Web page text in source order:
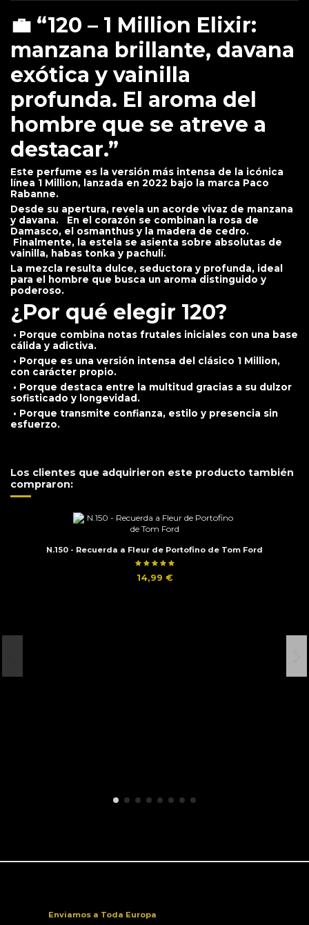
💼 “120 – 1 Million Elixir:
manzana brillante, davana
exótica y vainilla
profunda. El aroma del
hombre que se atreve a
destacar.”
Este perfume es la versión más intensa de la icónica
línea 1 Million, lanzada en 2022 bajo la marca Paco
Rabanne.
Desde su apertura, revela un acorde vivaz de manzana
y davana. En el corazón se combinan la rosa de
Damasco, el osmanthus y la madera de cedro.
Finalmente, la estela se asienta sobre absolutas de
vainilla, habas tonka y pachulí.
La mezcla resulta dulce, seductora y profunda, ideal
para el hombre que busca un aroma distinguido y
poderoso.
¿Por qué elegir 120?
• Porque combina notas frutales iniciales con una base
cálida y adictiva.
• Porque es una versión intensa del clásico 1 Million,
con carácter propio.
• Porque destaca entre la multitud gracias a su dulzor
sofisticado y longevidad.
• Porque transmite confianza, estilo y presencia sin
esfuerzo.
Los clientes que adquirieron este producto también
compraron:
N.150 - Recuerda a Fleur de Portofino de Tom Ford
14,99 €
Enviamos a Toda Europa